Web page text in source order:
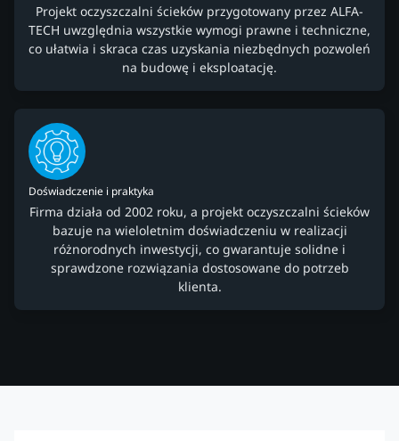
Projekt oczyszczalni ścieków przygotowany przez ALFA-
TECH uwzględnia wszystkie wymogi prawne i techniczne,
co ułatwia i skraca czas uzyskania niezbędnych pozwoleń
na budowę i eksploatację.
Doświadczenie i praktyka
Firma działa od 2002 roku, a projekt oczyszczalni ścieków
bazuje na wieloletnim doświadczeniu w realizacji
różnorodnych inwestycji, co gwarantuje solidne i
sprawdzone rozwiązania dostosowane do potrzeb
klienta.